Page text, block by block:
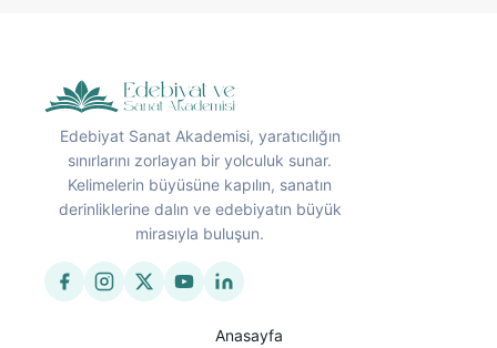
Edebiyat Sanat Akademisi, yaratıcılığın
sınırlarını zorlayan bir yolculuk sunar.
Kelimelerin büyüsüne kapılın, sanatın
derinliklerine dalın ve edebiyatın büyük
mirasıyla buluşun.
Anasayfa